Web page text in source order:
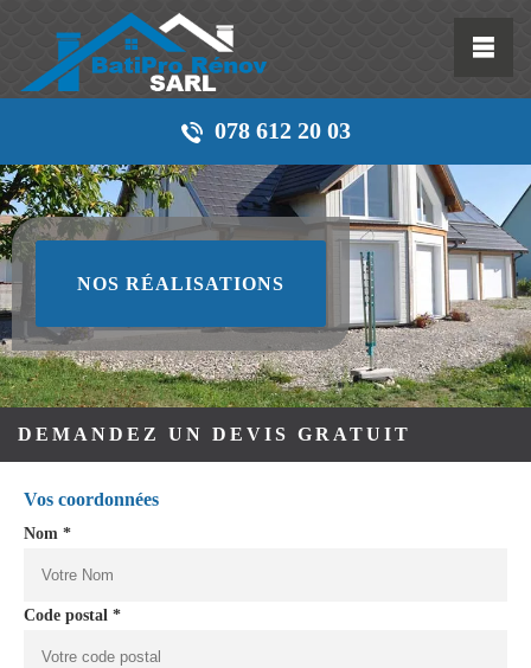
078 612 20 03
NOS RÉALISATIONS
DEMANDEZ UN DEVIS GRATUIT
Vos coordonnées
Nom *
Code postal *